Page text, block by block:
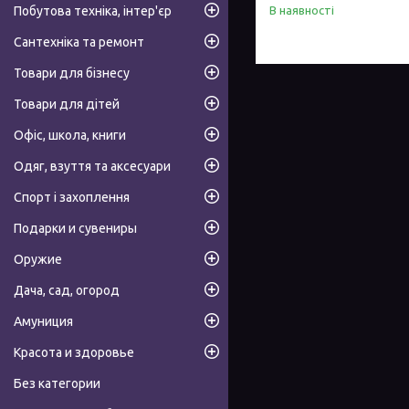
В наявності
Побутова техніка, інтер'єр
Сантехніка та ремонт
Товари для бізнесу
Товари для дітей
Офіс, школа, книги
Одяг, взуття та аксесуари
Спорт і захоплення
Подарки и сувениры
Оружие
Дача, сад, огород
Амуниция
Красота и здоровье
Без категории